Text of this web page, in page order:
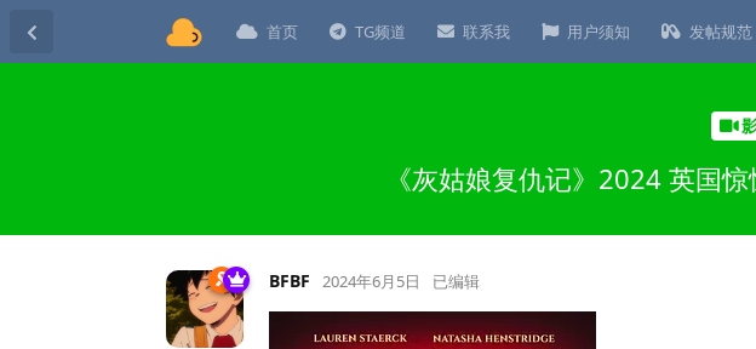
首页 TG频道 联系我 用户须知 发帖规范
《灰姑娘复仇记》2024 英国
BFBF 2024年6月5日 已编辑